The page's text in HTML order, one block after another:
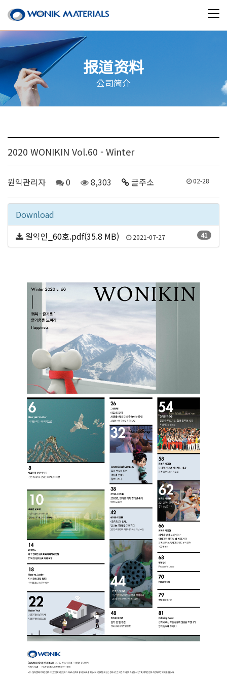
报道资料
公司简介
2020 WONIKIN Vol.60 - Winter
원익관리자 0 8,303 글주소 02-28
Download
원익인_60호.pdf(35.8 MB)
2021-07-27 41